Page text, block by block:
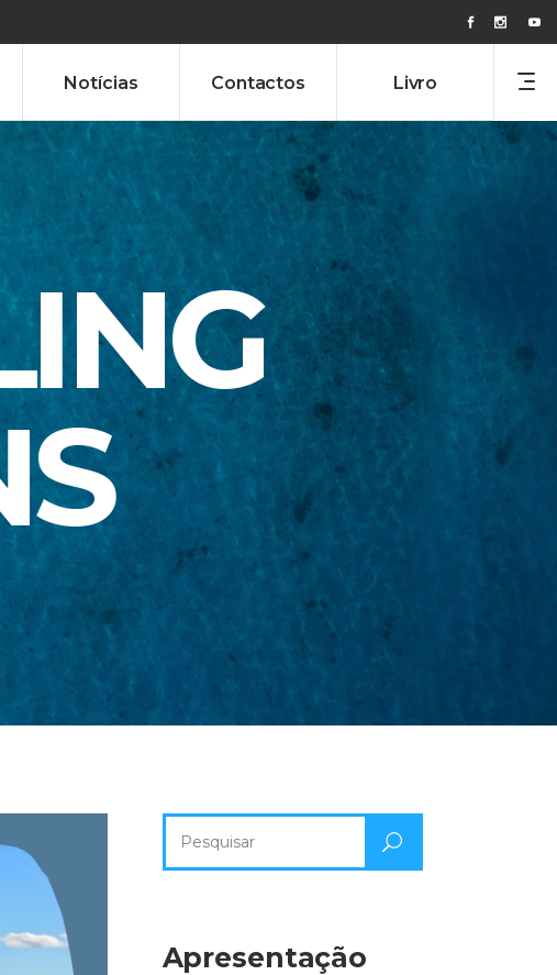
Notícias Contactos Livro
por:
Apresentação